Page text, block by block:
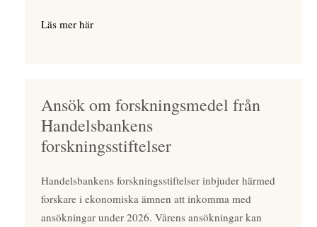
Läs mer här
Ansök om forskningsmedel från
Handelsbankens
forskningsstiftelser
Handelsbankens forskningsstiftelser inbjuder härmed
forskare i ekonomiska ämnen att inkomma med
ansökningar under 2026. Vårens ansökningar kan